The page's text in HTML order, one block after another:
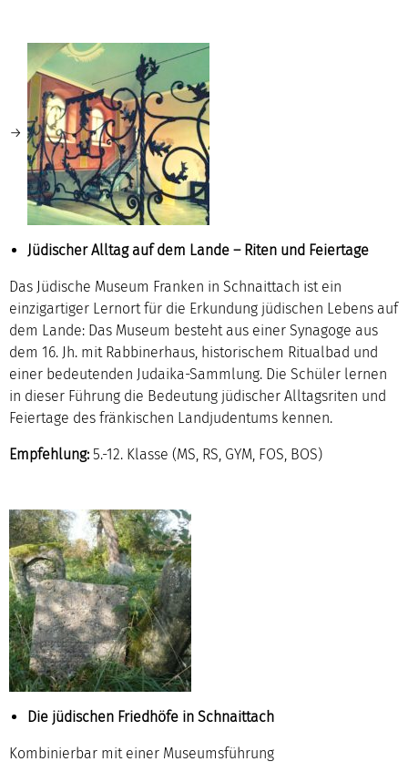
Jüdischer Alltag auf dem Lande – Riten und Feiertage
Das Jüdische Museum Franken in Schnaittach ist ein
einzigartiger Lernort für die Erkundung jüdischen Lebens auf
dem Lande: Das Museum besteht aus einer Synagoge aus
dem 16. Jh. mit Rabbinerhaus, historischem Ritualbad und
einer bedeutenden Judaika-Sammlung. Die Schüler lernen
in dieser Führung die Bedeutung jüdischer Alltagsriten und
Feiertage des fränkischen Landjudentums kennen.
Empfehlung: 5.-12. Klasse (MS, RS, GYM, FOS, BOS)
Die jüdischen Friedhöfe in Schnaittach
Kombinierbar mit einer Museumsführung